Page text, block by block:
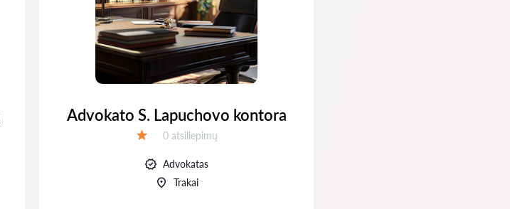
Advokato S. Lapuchovo kontora
Atsiliepimų:
0 atsiliepimų
Advokatas
Trakai